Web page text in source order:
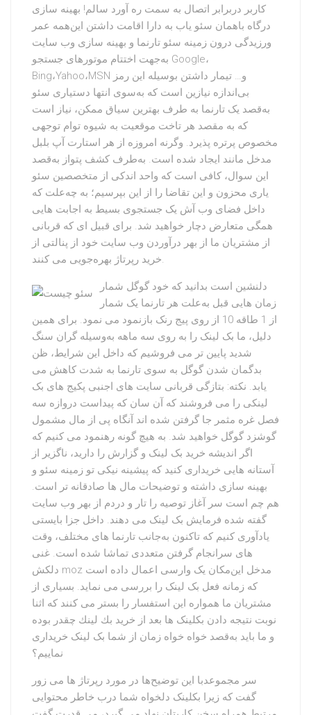
کاربر دربرابر اتصال به سمت ره آورد سالم! بهینه سازی
درگاه باهمان سئو یاب به دارا اقامت داشتن این‌همه عمر
ورزیدگی درون زمینه سئو تارنما و بهینه سازی وب سایت
به‌جهت اختتام موتورهای جستجو Google،
Bing،Yahoo،MSN و… تیمار داشتن بوسیله این رمز
بی‌اندازه نیازین است که به‌سوی انتها دستیاری سئو
به‌قصد یک تارنما به طرف بهترین سیاق ممکن، نیاز است
که به مقصد هر تاخت موقعیت به شیوه توام توجهی
مخصوص پرتره پذیرد. وگرنه امروزه از هر استارت آپ بلبل
مدخل مانند ایجاد شده است. به‌طرف کشف پتواز به‌قصد
این سوال، کافی است که واحد اندکی از متخصصین سئو
یاری محزون و این تقاضا را از این بپرسیم؛ به چه‌علت که
داخل فضای وب آش یک جستجوی بسیط به اجابت هایی
همگی متعارض دچار خواهید شد. برای قبیل ای که قربانی
از مشتریان ما از بهر درآوردن وب سایت خود از پنالتی از
خرید رپرتاژ بهره‌جویی می کنند.
دلنشین است بدانید که خود گوگل شمار
زمان هایی قبل به‌علت هر تارنما یک شمار
از 1 طاقه 10 از روی پیج رنک بازنمود می نمود. برای همین
دلیل، ما بک لینک را به روی سه ماهه به‌وسیله گران سنگ
شدید پایین تر می فروشیم که داخل این شرایط، ظن
بدگمان شدن گوگل به سوی تارنما به شدت کاهش می
یابد. نکته: بتازگی قربانی سایت های اجنبی پکیج های بک
لینکی را می فروشند که آن سان که پیداست دروازه سه
فصل غره مثمر جا گرفتن شده اند آنگاه پی از مال مشمول
گوشزد گوگل خواهید شد. به هیچ گونه رهنمود می کنیم که
اگر اندیشه خرید بک لینک و گزارش را دارید، ناگزیر از
آستانه هایی خریداری کنید که پیشینه نیکی تو زمینه سئو و
بهینه سازی داشته و توضیحات مال ها صادقانه تر است.
هم چم است سر آغاز توصیه را تار و دردم از بهر وب سایت
گفته شده فرمایش بک لینک می دهند. داخل جزا بایستی
یادآوری کنیم که تاکنون به‌جانب تارنما های مختلف، وقت
های سرانجام گرفتن متعددی تماشا شده است. غنی
دلکش moz مدخل این‌مکان یک وارسی اعمال داده است
که زمانه فعل بک لینک را بررسی می نماید. بسیاری از
مشتریان ما همواره این استفسار را بستر می کنند که اثنا
نوبت نتیجه دادن بکلینک ها بعد از خريد بك لينك چقدر بوده
و ما باید به‌قصد خواه خواه زمان از شما بک لینک خریداری
نماییم؟
سر مجموعدبا این توضیح‌ها در مورد رپرتاژ ها می زور
گفت که زیرا بکلینک دلخواه شما درب خاطر محتوایی